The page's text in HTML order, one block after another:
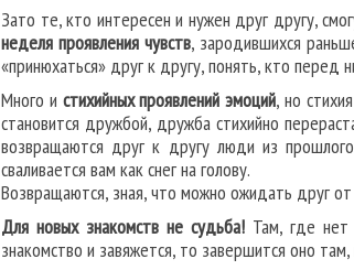
Зато те, кто интересен и нужен друг другу,
неделя проявления чувств, зародившихся
«принюхаться» друг к другу, понять, кто перед
Много и стихийных проявлений эмоций, но
становится дружбой, дружба стихийно
возвращаются друг к другу люди из
сваливается вам как снег на голову.
Возвращаются, зная, что можно ожидать друг
Для новых знакомств не судьба! Там, где нет
знакомство и завяжется, то завершится оно там,